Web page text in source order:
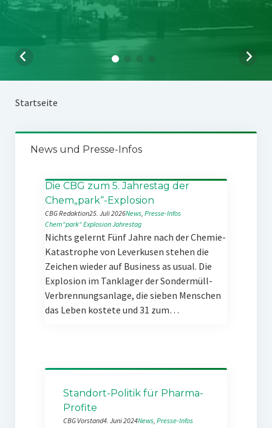
Startseite
News und Presse-Infos
Die CBG zum 5. Jahrestag der
Chem„park“-Explosion
CBG Redaktion25. Juli 2026News, Presse-Infos
Chem“park“ExplosionJahrestag
Nichts gelernt Fünf Jahre nach der Chemie-
Katastrophe von Leverkusen stehen die
Zeichen wieder auf Business as usual. Die
Explosion im Tanklager der Sondermüll-
Verbrennungsanlage, die sieben Menschen
das Leben kostete und 31 zum…
Standort-Politik für Pharma-
Profite
CBG Vorstand4. Juni 2024News, Presse-Infos